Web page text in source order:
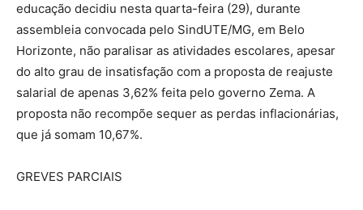
educação decidiu nesta quarta-feira (29), durante
assembleia convocada pelo SindUTE/MG, em Belo
Horizonte, não paralisar as atividades escolares, apesar
do alto grau de insatisfação com a proposta de reajuste
salarial de apenas 3,62% feita pelo governo Zema. A
proposta não recompõe sequer as perdas inflacionárias,
que já somam 10,67%.
GREVES PARCIAIS